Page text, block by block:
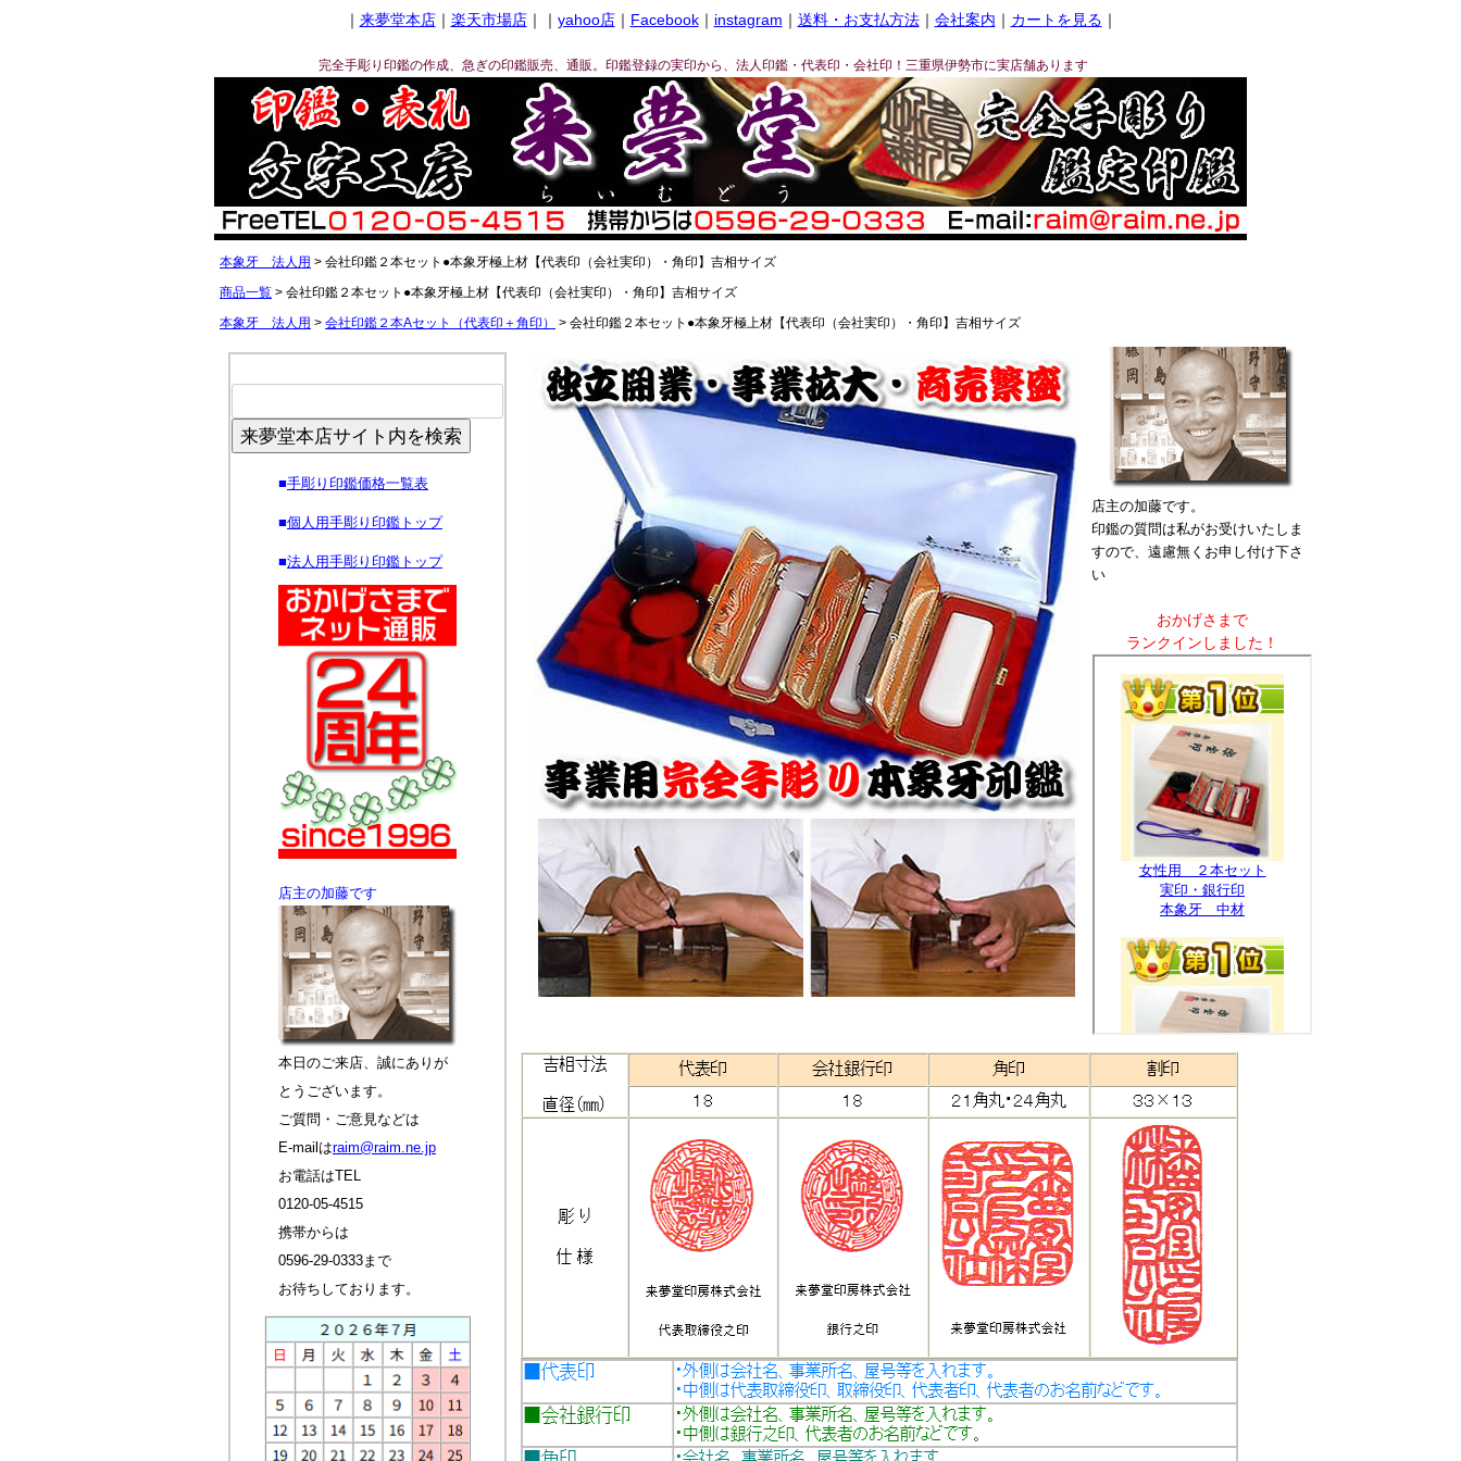
｜ 来夢堂本店｜ 楽天市場店｜｜ yahoo店｜ Facebook｜ instagram ｜ 送料・お支払方法｜ 会社案内 ｜ カートを見る ｜
完全手彫り印鑑の作成、急ぎの印鑑販売、通販。印鑑登録の実印から、法人印鑑・代表印・会社印！三重県伊勢市に実店舗あります
本象牙 法人用
会社印鑑２本セット●本象牙極上材【代表印（会社実印）・角印】吉相サイズ
商品一覧
会社印鑑２本セット●本象牙極上材【代表印（会社実印）・角印】吉相サイズ
本象牙 法人用
会社印鑑２本Aセット（代表印＋角印） 会社印鑑２本セット●本象牙極上材【代表印（会社実印）・角印】吉相サイズ
来夢堂本店サイト内を検索
■手彫り印鑑価格一覧表
■個人用手彫り印鑑トップ
■法人用手彫り印鑑トップ
店主の加藤です
本日のご来店、誠にありが
とうございます。
ご質問・ご意見などは
E-mailはraim@raim.ne.jp
お電話はTEL
0120-05-4515
携帯からは
0596-29-0333まで
お待ちしております。
店主の加藤です。
印鑑の質問は私がお受けいたしま
すので、遠慮無くお申し付け下さ
い
おかげさまで
ランクインしました！